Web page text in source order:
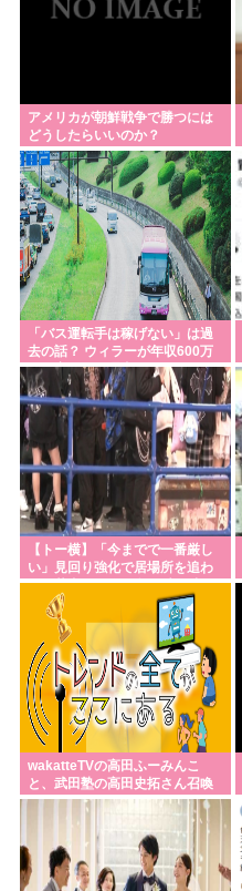
アメリカが朝鮮戦争で勝つには
どうしたらいいのか？
「バス運転手は稼げない」は過
去の話？ ウィラーが年収600万
円を実現した理由
【トー横】「今までで一番厳し
い」見回り強化で居場所を追わ
れる若者たち 行き場を失う中
「世間の普通より歌舞伎町の普
通が合っている」と心の叫びも
wakatteTVの高田ふーみんこ
と、武田塾の高田史拓さん召喚
スレ